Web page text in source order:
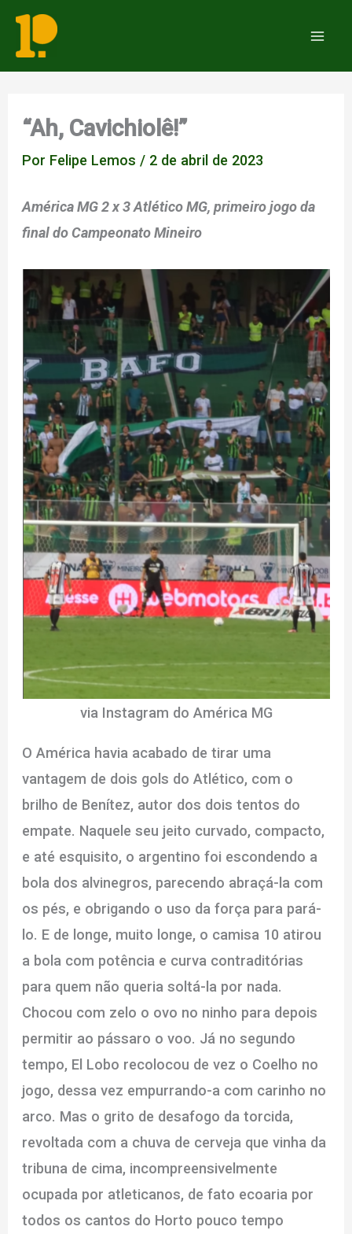
“Ah, Cavichiolê!”
Por Felipe Lemos / 2 de abril de 2023
América MG 2 x 3 Atlético MG, primeiro jogo da
final do Campeonato Mineiro
via Instagram do América MG
O América havia acabado de tirar uma
vantagem de dois gols do Atlético, com o
brilho de Benítez, autor dos dois tentos do
empate. Naquele seu jeito curvado, compacto,
e até esquisito, o argentino foi escondendo a
bola dos alvinegros, parecendo abraçá-la com
os pés, e obrigando o uso da força para pará-
lo. E de longe, muito longe, o camisa 10 atirou
a bola com potência e curva contraditórias
para quem não queria soltá-la por nada.
Chocou com zelo o ovo no ninho para depois
permitir ao pássaro o voo. Já no segundo
tempo, El Lobo recolocou de vez o Coelho no
jogo, dessa vez empurrando-a com carinho no
arco. Mas o grito de desafogo da torcida,
revoltada com a chuva de cerveja que vinha da
tribuna de cima, incompreensivelmente
ocupada por atleticanos, de fato ecoaria por
todos os cantos do Horto pouco tempo